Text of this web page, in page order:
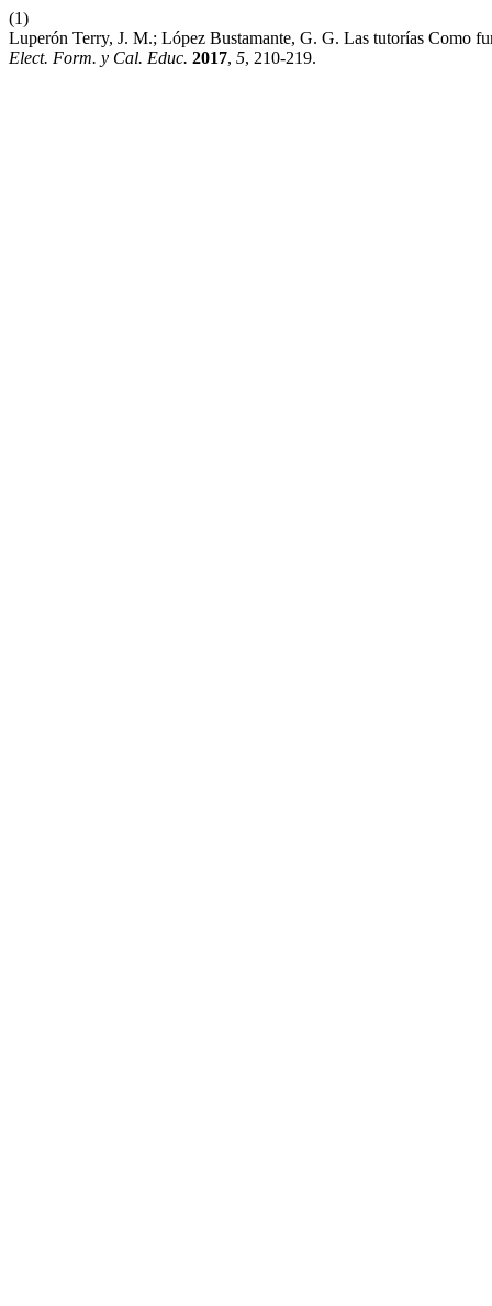
(1)
Luperón Terry, J. M.; López Bustamante, G. G. Las tutorías Como
Elect. Form. y Cal. Educ. 2017, 5, 210-219.